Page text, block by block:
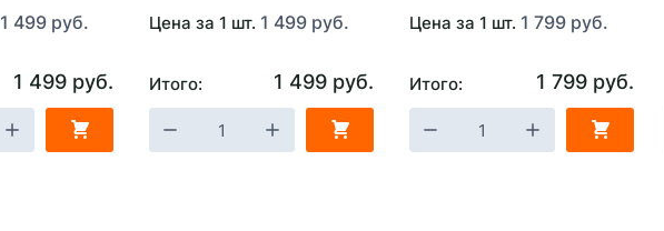
1 499 руб.
1 499 руб.
Цена за 1 шт. 1 499 руб.
Итого: 1 499 руб.
Цена за 1 шт. 1 799 руб.
Итого: 1 799 руб.